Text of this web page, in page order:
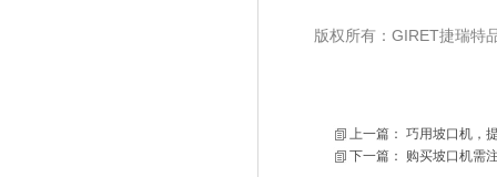
版权所有：GIRET捷瑞特
上一篇： 巧用坡口机，
下一篇：
购买坡口机需